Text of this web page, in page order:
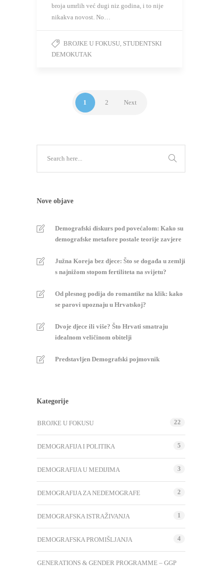
broja umrlih već dugi niz godina, i to nije
nikakva novost. No…
BROJKE U FOKUSU, STUDENTSKI
DEMOKUTAK
1 2 Next
Nove objave
Demografski diskurs pod povećalom: Kako su
demografske metafore postale teorije zavjere
Južna Koreja bez djece: Što se događa u zemlji
s najnižom stopom fertiliteta na svijetu?
Od plesnog podija do romantike na klik: kako
se parovi upoznaju u Hrvatskoj?
Dvoje djece ili više? Što Hrvati smatraju
idealnom veličinom obitelji
Predstavljen Demografski pojmovnik
Kategorije
BROJKE U FOKUSU 22
DEMOGRAFIJA I POLITIKA 5
DEMOGRAFIJA U MEDIJIMA 3
DEMOGRAFIJA ZA NEDEMOGRAFE 2
DEMOGRAFSKA ISTRAŽIVANJA 1
DEMOGRAFSKA PROMIŠLJANJA 4
GENERATIONS & GENDER PROGRAMME – GGP